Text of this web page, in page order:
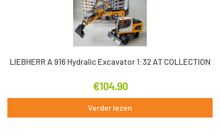
LIEBHERR A 916 Hydralic Excavator 1:32 AT COLLECTION
€104.90
Verder lezen